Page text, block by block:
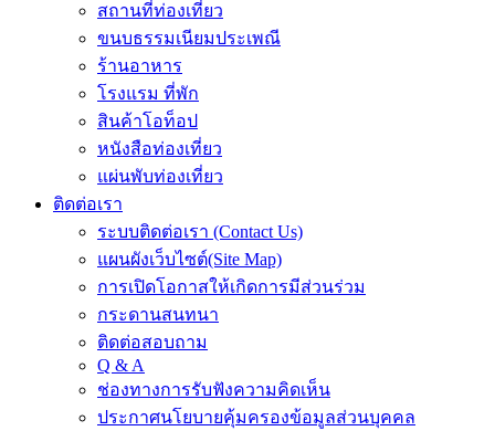
สถานที่ท่องเที่ยว
ขนบธรรมเนียมประเพณี
ร้านอาหาร
โรงแรม ที่พัก
สินค้าโอท็อป
หนังสือท่องเที่ยว
แผ่นพับท่องเที่ยว
ติดต่อเรา
ระบบติดต่อเรา (Contact Us)
แผนผังเว็บไซต์(Site Map)
การเปิดโอกาสให้เกิดการมีส่วนร่วม
กระดานสนทนา
ติดต่อสอบถาม
Q & A
ช่องทางการรับฟังความคิดเห็น
ประกาศนโยบายคุ้มครองข้อมูลส่วนบุคคล